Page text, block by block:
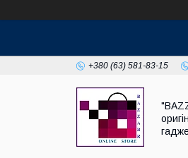
+380 (63) 581-83-15